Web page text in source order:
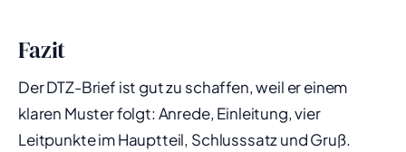
Fazit
Der DTZ-Brief ist gut zu schaffen, weil er einem
klaren Muster folgt: Anrede, Einleitung, vier
Leitpunkte im Hauptteil, Schlusssatz und Gruß.